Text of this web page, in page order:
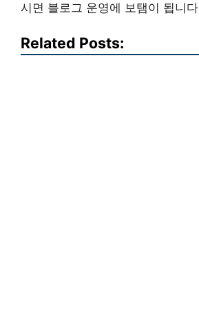
시면 블로그 운영에 보탬이 됩니
Related Posts: